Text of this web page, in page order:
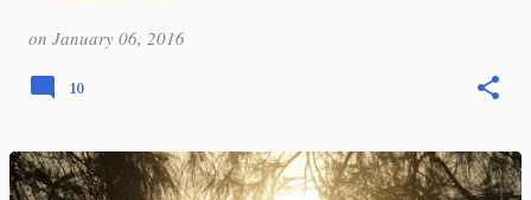
on January 06, 2016
10